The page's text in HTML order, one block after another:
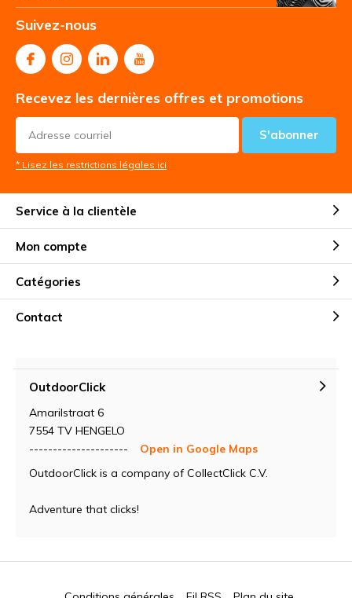
Suivez-nous
Recevez les dernières offres et promotions
S'abonner
* Lisez les restrictions légales ici
Service à la clientèle
Mon compte
Catégories
Contact
OutdoorClick
Amarilstraat 6
7554 TV HENGELO
---------------------
Open in Google Maps
OutdoorClick is a company of CollectClick C.V.
Adventure that clicks!